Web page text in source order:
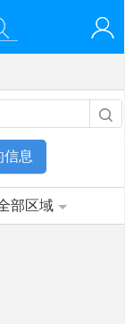
城社区新媒体综
信息
部区域